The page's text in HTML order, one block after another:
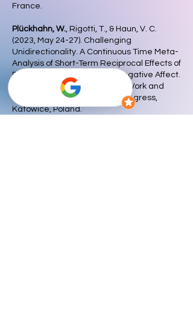
France.
Plückhahn, W., Rigotti, T., & Haun, V. C.
(2023, May 24-27). Challenging
Unidirectionality. A Continuous Time Meta-
Analysis of Short-Term Reciprocal Effects of
Relational Resources and Negative Affect.
21st European Association of Work and
Organizational Psychology Congress,
Katowice, Poland.